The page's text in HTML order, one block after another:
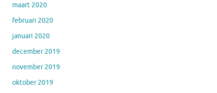
maart 2020
februari 2020
januari 2020
december 2019
november 2019
oktober 2019